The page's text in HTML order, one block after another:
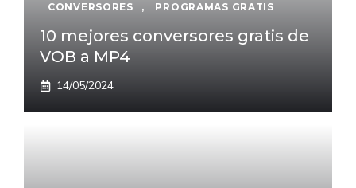
CONVERSORES , PROGRAMAS GRATIS
10 mejores conversores gratis de
VOB a MP4
14/05/2024